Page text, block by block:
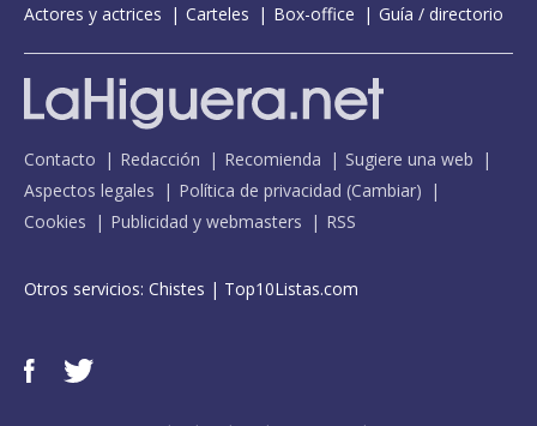
Actores y actrices
Carteles Box-office Guía / directorio
Contacto Redacción Recomienda
Sugiere una web
Aspectos legales
Política de privacidad (Cambiar)
Cookies
Publicidad y webmasters RSS
Otros servicios: Chistes | Top10Listas.com